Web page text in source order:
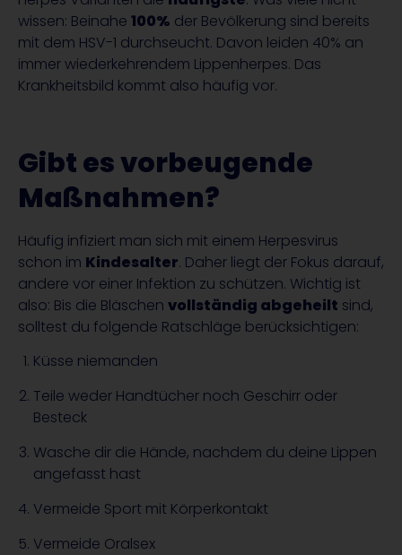
wissen: Beinahe 100% der Bevölkerung sind bereits
mit dem HSV-1 durchseucht. Davon leiden 40% an
immer wiederkehrendem Lippenherpes. Das
Krankheitsbild kommt also häufig vor.
Gibt es vorbeugende
Maßnahmen?
Häufig infiziert man sich mit einem Herpesvirus
schon im Kindesalter. Daher liegt der Fokus darauf,
andere vor einer Infektion zu schützen. Wichtig ist
also: Bis die Bläschen vollständig abgeheilt sind,
solltest du folgende Ratschläge berücksichtigen:
Küsse niemanden
Teile weder Handtücher noch Geschirr oder
Besteck
Wasche dir die Hände, nachdem du deine Lippen
angefasst hast
Vermeide Sport mit Körperkontakt
Vermeide Oralsex